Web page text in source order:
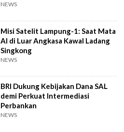
NEWS
Misi Satelit Lampung-1: Saat Mata
AI di Luar Angkasa Kawal Ladang
Singkong
NEWS
BRI Dukung Kebijakan Dana SAL
demi Perkuat Intermediasi
Perbankan
NEWS